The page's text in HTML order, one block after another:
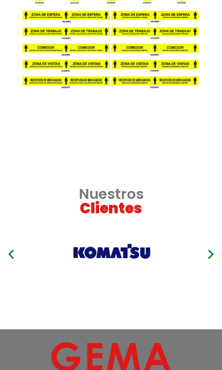
Nuestros
Clientes